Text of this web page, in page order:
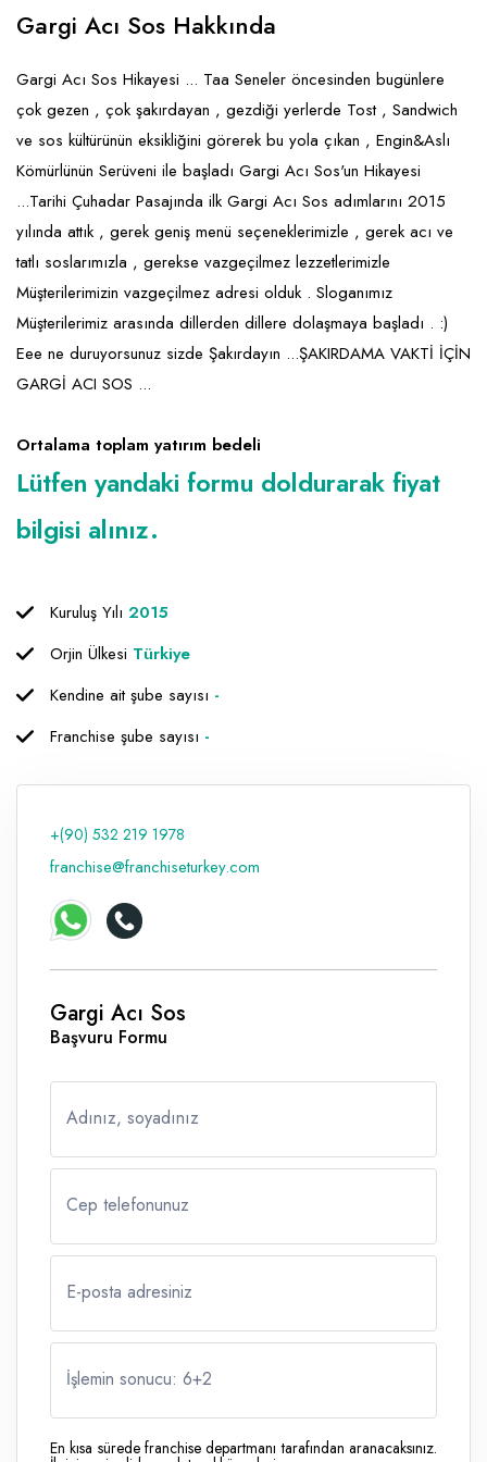
Ev Hizmetleri
Sağlık Güzellik
Turizm - Eğlence
Market FMGC - Katlı Mağaza
Mobilya ve Ev Tekstili
Oyuncak ve Hediyelik
Takı
Yapı Malzemesi - Hırdavat
Gayrimenkul
Gıda ve Sarf Malzemeleri
Güvenlik - Temizlik
Giyim - Aksesuar
Hukuk - Marka - Patent ve Tercüme
Isıtma - Soğutma ve Havalandırma
Lojistik - Kargo ve Kurye
Mali Kayıt ve Denetim
Matbaa - Fotoğraf
Mobilya Dekorasyon
Proje - İnşaat ve Tesisat
Raf ve Depo Sistemleri
Seyahat - Rent A Car
Tabela - Dijital Baskı
Gargi Acı Sos Hakkında
Gargi Acı Sos Hikayesi ... Taa Seneler öncesinden bugünlere
çok gezen , çok şakırdayan , gezdiği yerlerde Tost , Sandwich
ve sos kültürünün eksikliğini görerek bu yola çıkan , Engin&Aslı
Kömürlünün Serüveni ile başladı Gargi Acı Sos'un Hikayesi
...Tarihi Çuhadar Pasajında ilk Gargi Acı Sos adımlarını 2015
yılında attık , gerek geniş menü seçeneklerimizle , gerek acı ve
tatlı soslarımızla , gerekse vazgeçilmez lezzetlerimizle
Müşterilerimizin vazgeçilmez adresi olduk . Sloganımız
Müşterilerimiz arasında dillerden dillere dolaşmaya başladı . :)
Eee ne duruyorsunuz sizde Şakırdayın ...ŞAKIRDAMA VAKTİ İÇİN
GARGİ ACI SOS ...
Ortalama toplam yatırım bedeli
Lütfen yandaki formu doldurarak fiyat
bilgisi alınız.
Kuruluş Yılı 2015
Orjin Ülkesi Türkiye
Kendine ait şube sayısı -
Franchise şube sayısı -
+(90) 532 219 1978
franchise@franchiseturkey.com
Gargi Acı Sos
Başvuru Formu
Adınız, soyadınız
Cep telefonunuz
E-posta adresiniz
İşlemin sonucu: 6+2
En kısa sürede franchise departmanı tarafından aranacaksınız.